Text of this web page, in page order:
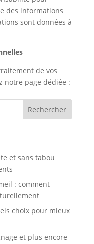
des informations
sont données à
de vos
notre page dédiée :
Rechercher
et sans tabou
: comment
choix pour mieux
et plus encore